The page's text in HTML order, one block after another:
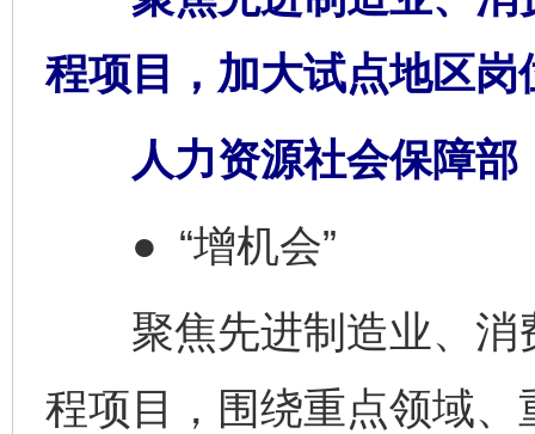
程项目，加大试点地区岗
人力资源社会保障部
● “增机会”
聚焦先进制造业、消
程项目，围绕重点领域